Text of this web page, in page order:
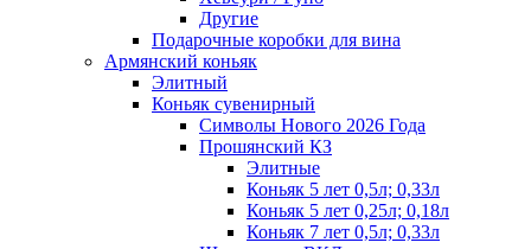
Другие
Подарочные коробки для вина
Армянский коньяк
Элитный
Коньяк сувенирный
Символы Нового 2026 Года
Прошянский КЗ
Элитные
Коньяк 5 лет 0,5л; 0,33л
Коньяк 5 лет 0,25л; 0,18л
Коньяк 7 лет 0,5л; 0,33л